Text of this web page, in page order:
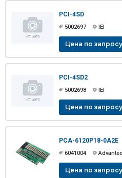
PCI-4SD
5002697 IEI
Цена по запросу
PCI-4SD2
5002698 IEI
Цена по запросу
PCA-6120P18-0A2E
6041004
Цена по запросу